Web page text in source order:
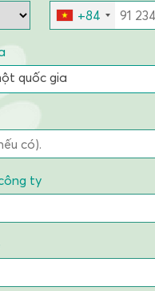
+84
quốc gia
ty